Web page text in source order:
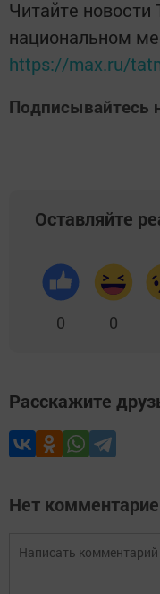
Читайте новости
национальном
https://max.ru/
Подписывайтесь
Оставляйте
0 0
Расскажите
Нет